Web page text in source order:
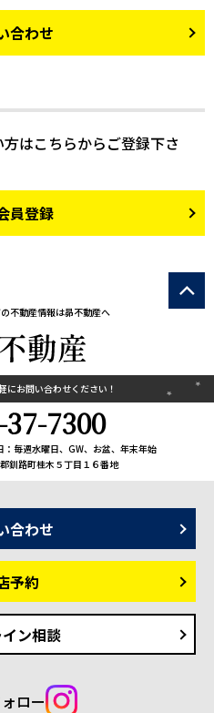
はこちらからご登録下さ
員登録
合わせ
不動産情報は昴不動産へ
にお問い合わせください！
7300
：毎週水曜日、GW、お盆、年末年始
釧路町桂木５丁目１６番地
合わせ
予約
ン相談
ロー